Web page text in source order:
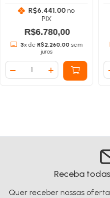
Thermo Scientific
R$6.441,00no
PIX
R$6.780,00
3x deR$2.260,00 sem
juros
Receba
Quer receber nossas